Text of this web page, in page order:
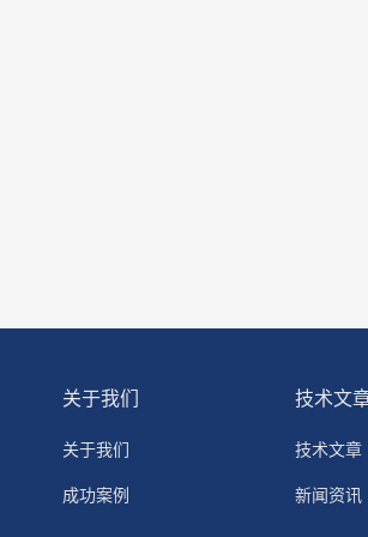
关于我们
关于我们
成功案例
技术文
技术文章
新闻资讯